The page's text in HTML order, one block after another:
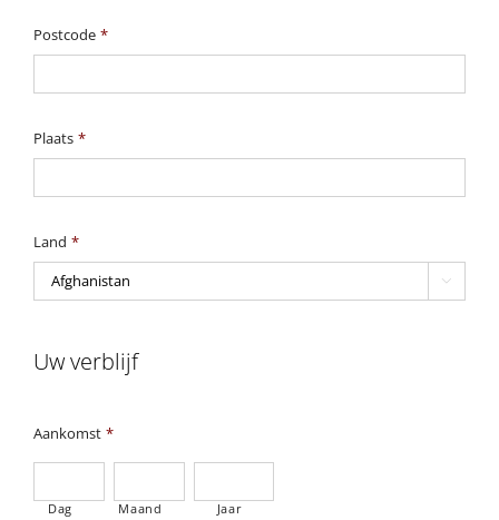
Postcode *
Plaats *
Land *

Uw verblijf
Aankomst *
Dag Maand Jaar